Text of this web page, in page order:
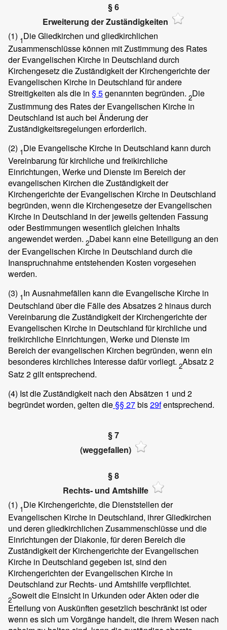
§ 6
Erweiterung der Zuständigkeiten
(1) 1Die Gliedkirchen und gliedkirchlichen
Zusammenschlüsse können mit Zustimmung des Rates
der Evangelischen Kirche in Deutschland durch
Kirchengesetz die Zuständigkeit der Kirchengerichte der
Evangelischen Kirche in Deutschland für andere
Streitigkeiten als die in § 5genannten begründen. 2Die
Zustimmung des Rates der Evangelischen Kirche in
Deutschland ist auch bei Änderung der
Zuständigkeitsregelungen erforderlich.
(2) 1Die Evangelische Kirche in Deutschland kann durch
Vereinbarung für kirchliche und freikirchliche
Einrichtungen, Werke und Dienste im Bereich der
evangelischen Kirchen die Zuständigkeit der
Kirchengerichte der Evangelischen Kirche in Deutschland
begründen, wenn die Kirchengesetze der Evangelischen
Kirche in Deutschland in der jeweils geltenden Fassung
oder Bestimmungen wesentlich gleichen Inhalts
angewendet werden. 2Dabei kann eine Beteiligung an den
der Evangelischen Kirche in Deutschland durch die
Inanspruchnahme entstehenden Kosten vorgesehen
werden.
(3) 1In Ausnahmefällen kann die Evangelische Kirche in
Deutschland über die Fälle des Absatzes 2 hinaus durch
Vereinbarung die Zuständigkeit der Kirchengerichte der
Evangelischen Kirche in Deutschland für kirchliche und
freikirchliche Einrichtungen, Werke und Dienste im
Bereich der evangelischen Kirchen begründen, wenn ein
besonderes kirchliches Interesse dafür vorliegt. 2Absatz 2
Satz 2 gilt entsprechend.
(4) Ist die Zuständigkeit nach den Absätzen 1 und 2
begründet worden, gelten die§§ 27bis29fentsprechend.
§ 7
(weggefallen)
§ 8
Rechts- und Amtshilfe
(1) 1Die Kirchengerichte, die Dienststellen der
Evangelischen Kirche in Deutschland, ihrer Gliedkirchen
und deren gliedkirchlichen Zusammenschlüsse und die
Einrichtungen der Diakonie, für deren Bereich die
Zuständigkeit der Kirchengerichte der Evangelischen
Kirche in Deutschland gegeben ist, sind den
Kirchengerichten der Evangelischen Kirche in
Deutschland zur Rechts- und Amtshilfe verpflichtet.
2Soweit die Einsicht in Urkunden oder Akten oder die
Erteilung von Auskünften gesetzlich beschränkt ist oder
wenn es sich um Vorgänge handelt, die ihrem Wesen nach